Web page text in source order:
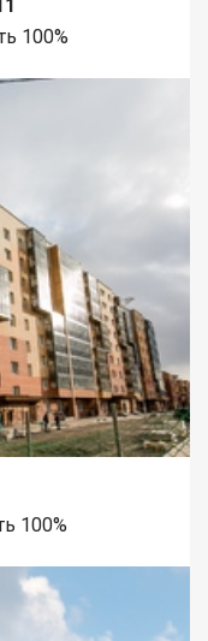
вдоль реки
и остановкой
дорожек по
роликовая
высотой 10
100%
100%